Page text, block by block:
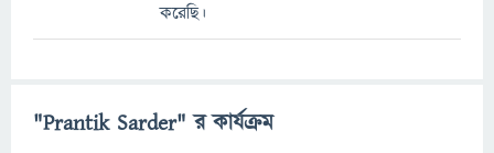
করেছি।
"Prantik Sarder" র কার্যক্রম